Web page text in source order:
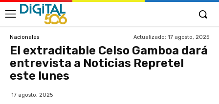
Nacionales Actualizado: 17 agosto, 2025
El extraditable Celso Gamboa dará
entrevista a Noticias Repretel
este lunes
17 agosto, 2025